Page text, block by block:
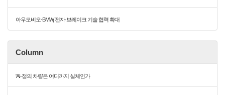
아우모비오-BMW, 전자·브레이크 기술 협력 확대
Column
'AI-정의 차량'은 어디까지 실체인가